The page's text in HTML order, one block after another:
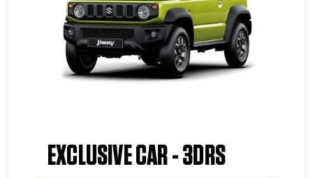
EXCLUSIVE CAR - 3DRS